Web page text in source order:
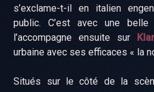
s’exclame-t-il en italien
public. C’est avec une
l’accompagne ensuite sur
urbaine avec ses efficaces « la
Situés sur le côté de la